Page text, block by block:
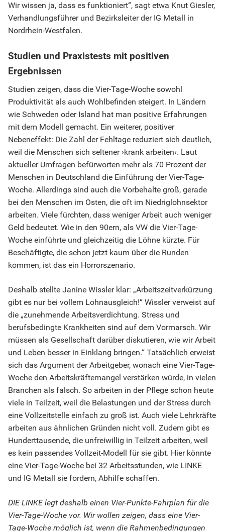
Wir wissen ja, dass es funktioniert“, sagt etwa Knut Giesler,
Verhandlungsführer und Bezirksleiter der IG Metall in
Nordrhein-Westfalen.
Studien und Praxistests mit positiven
Ergebnissen
Studien zeigen, dass die Vier-Tage-Woche sowohl
Produktivität als auch Wohlbefinden steigert. In Ländern
wie Schweden oder Island hat man positive Erfahrungen
mit dem Modell gemacht. Ein weiterer, positiver
Nebeneffekt: Die Zahl der Fehltage reduziert sich deutlich,
weil die Menschen sich seltener ›krank arbeiten‹. Laut
aktueller Umfragen befürworten mehr als 70 Prozent der
Menschen in Deutschland die Einführung der Vier-Tage-
Woche. Allerdings sind auch die Vorbehalte groß, gerade
bei den Menschen im Osten, die oft im Niedriglohnsektor
arbeiten. Viele fürchten, dass weniger Arbeit auch weniger
Geld bedeutet. Wie in den 90ern, als VW die Vier-Tage-
Woche einführte und gleichzeitig die Löhne kürzte. Für
Beschäftigte, die schon jetzt kaum über die Runden
kommen, ist das ein Horrorszenario.
Deshalb stellte Janine Wissler klar: „Arbeitszeitverkürzung
gibt es nur bei vollem Lohnausgleich!“ Wissler verweist auf
die „zunehmende Arbeitsverdichtung. Stress und
berufsbedingte Krankheiten sind auf dem Vormarsch. Wir
müssen als Gesellschaft darüber diskutieren, wie wir Arbeit
und Leben besser in Einklang bringen.“ Tatsächlich erweist
sich das Argument der Arbeitgeber, wonach eine Vier-Tage-
Woche den Arbeitskräftemangel verstärken würde, in vielen
Branchen als falsch. So arbeiten in der Pflege schon heute
viele in Teilzeit, weil die Belastungen und der Stress durch
eine Vollzeitstelle einfach zu groß ist. Auch viele Lehrkräfte
arbeiten aus ähnlichen Gründen nicht voll. Zudem gibt es
Hunderttausende, die unfreiwillig in Teilzeit arbeiten, weil
es kein passendes Vollzeit-Modell für sie gibt. Hier könnte
eine Vier-Tage-Woche bei 32 Arbeitsstunden, wie LINKE
und IG Metall sie fordern, Abhilfe schaffen.
DIE LINKE legt deshalb einen Vier-Punkte-Fahrplan für die
Vier-Tage-Woche vor. Wir wollen zeigen, dass eine Vier-
Tage-Woche möglich ist, wenn die Rahmenbedingungen